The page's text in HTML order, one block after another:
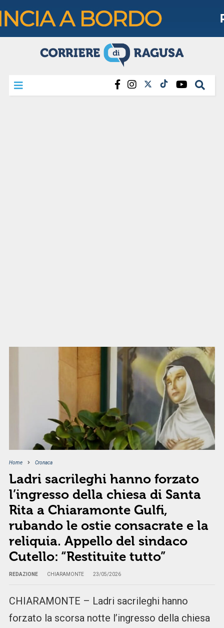
Home Cronaca
Ladri sacrileghi hanno forzato
l’ingresso della chiesa di Santa
Rita a Chiaramonte Gulfi,
rubando le ostie consacrate e la
reliquia. Appello del sindaco
Cutello: “Restituite tutto”
REDAZIONE CHIARAMONTE 23/05/2026
CHIARAMONTE – Ladri sacrileghi hanno
forzato la scorsa notte l’ingresso della chiesa